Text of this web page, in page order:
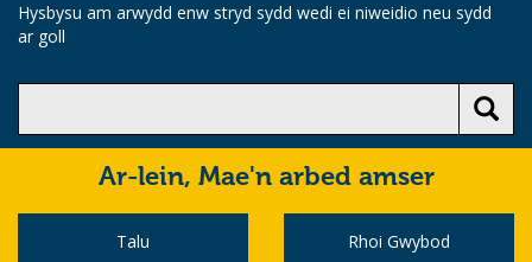
Hysbysu am arwydd enw stryd sydd wedi ei niweidio neu sydd
ar goll
Ar-lein, Mae'n arbed amser
Talu Rhoi Gwybod